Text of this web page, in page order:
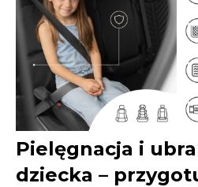
Pielęgnacja i
dziecka –